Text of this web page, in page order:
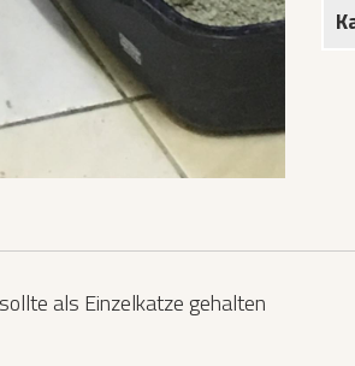
Katzen vorlesen
als Einzelkatze gehalten